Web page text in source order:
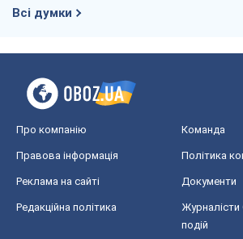
Всі думки
Про компанію Команда
Правова інформація Політика
Реклама на сайті Документи
Редакційна політика
Журналісти
подій